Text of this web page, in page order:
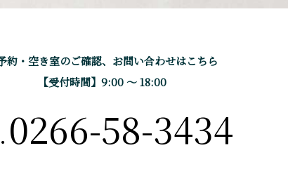
約・空き室のご確認、 お問い合わせはこちら
【受付時間】9:00 〜 18:00
0266-58-3434